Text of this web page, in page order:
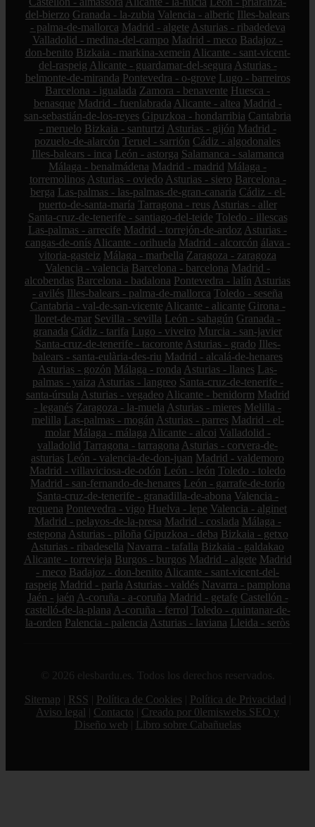
del-bierzo Granada - la-zubia Valencia - alberic Illes-balears
- palma-de-mallorca Madrid - algete Asturias - ribadedeva
Valladolid - medina-del-campo Madrid - meco Badajoz -
don-benito Bizkaia - markina-xemein Alicante - sant-vicent-
del-raspeig Alicante - guardamar-del-segura Asturias -
belmonte-de-miranda Pontevedra - o-grove Lugo - barreiros
Barcelona - igualada Zamora - benavente Huesca -
benasque Madrid - fuenlabrada Alicante - altea Madrid -
san-sebastián-de-los-reyes Gipuzkoa - hondarribia Cantabria
- meruelo Bizkaia - santurtzi Asturias - gijón Madrid -
pozuelo-de-alarcón Teruel - sarrión Cádiz - algodonales
Illes-balears - inca León - astorga Salamanca - salamanca
Málaga - benalmádena Madrid - madrid Málaga -
torremolinos Asturias - oviedo Asturias - siero Barcelona -
berga Las-palmas - las-palmas-de-gran-canaria Cádiz - el-
puerto-de-santa-maría Tarragona - reus Asturias - aller
Santa-cruz-de-tenerife - santiago-del-teide Toledo - illescas
Las-palmas - arrecife Madrid - torrejón-de-ardoz Asturias -
cangas-de-onís Alicante - orihuela Madrid - alcorcón álava -
vitoria-gasteiz Málaga - marbella Zaragoza - zaragoza
Valencia - valencia Barcelona - barcelona Madrid -
alcobendas Barcelona - badalona Pontevedra - lalín Asturias
- avilés Illes-balears - palma-de-mallorca Toledo - seseña
Cantabria - val-de-san-vicente Alicante - alicante Girona -
lloret-de-mar Sevilla - sevilla León - sahagún Granada -
granada Cádiz - tarifa Lugo - viveiro Murcia - san-javier
Santa-cruz-de-tenerife - tacoronte Asturias - grado Illes-
balears - santa-eulària-des-riu Madrid - alcalá-de-henares
Asturias - gozón Málaga - ronda Asturias - llanes Las-
palmas - yaiza Asturias - langreo Santa-cruz-de-tenerife -
santa-úrsula Asturias - vegadeo Alicante - benidorm Madrid
- leganés Zaragoza - la-muela Asturias - mieres Melilla -
melilla Las-palmas - mogán Asturias - parres Madrid - el-
molar Málaga - málaga Alicante - alcoi Valladolid -
valladolid Tarragona - tarragona Asturias - corvera-de-
asturias León - valencia-de-don-juan Madrid - valdemoro
Madrid - villaviciosa-de-odón León - león Toledo - toledo
Madrid - san-fernando-de-henares León - garrafe-de-torío
Santa-cruz-de-tenerife - granadilla-de-abona Valencia -
requena Pontevedra - vigo Huelva - lepe Valencia - alginet
Madrid - pelayos-de-la-presa Madrid - coslada Málaga -
estepona Asturias - piloña Gipuzkoa - deba Bizkaia - getxo
Asturias - ribadesella Navarra - tafalla Bizkaia - galdakao
Alicante - torrevieja Burgos - burgos Madrid - algete Madrid
- meco Badajoz - don-benito Alicante - sant-vicent-del-
raspeig Madrid - parla Asturias - valdés Navarra - pamplona
Jaén - jaén A-coruña - a-coruña Madrid - getafe Castellón -
castelló-de-la-plana A-coruña - ferrol Toledo - quintanar-de-
la-orden Palencia - palencia Asturias - laviana Lleida - seròs
© 2026 elesbardu.es. Todos los derechos reservados.
Sitemap
RSS Política de Cookies Política de Privacidad
Aviso legal
Contacto
Creado por 0lemiswebs SEO y
Diseño web
Libro sobre Cabañuelas